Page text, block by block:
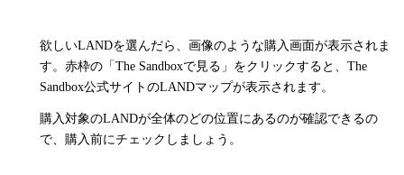
欲しいLANDを選んだら、画像のような購入画面が表示されま
す。赤枠の「The Sandboxで見る」をクリックすると、The
Sandbox公式サイトのLANDマップが表示されます。
購入対象のLANDが全体のどの位置にあるのが確認できるの
で、購入前にチェックしましょう。